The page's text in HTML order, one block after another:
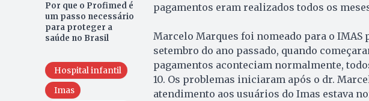
Por que o Profimed é
um passo necessário
para proteger a
saúde no Brasil
Hospital infantil
Imas
pagamentos eram realizados todos os
Marcelo Marques foi nomeado para o IMAS
setembro do ano passado, quando
pagamentos aconteciam normalmente,
10. Os problemas iniciaram após o dr.
atendimento aos usuários do Imas estava